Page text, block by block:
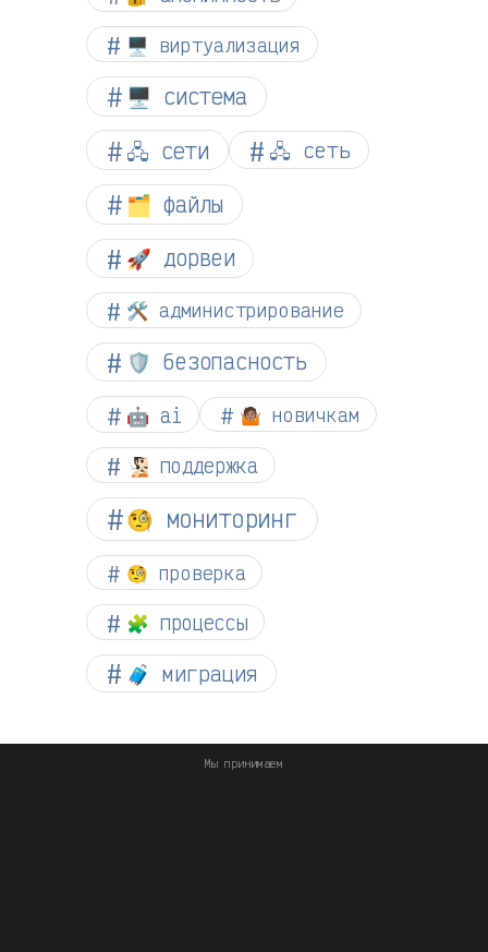
🖥️ виртуализация
🖥️ система
🖧 сети
🖧 сеть
🗂️ файлы
🚀 дорвеи
🛠️ администрирование
🛡️ безопасность
🤖 ai 🤷🏽 новичкам
🧏🏻 поддержка
🧐 мониторинг
🧐 проверка
🧩 процессы
🧳 миграция
Мы принимаем